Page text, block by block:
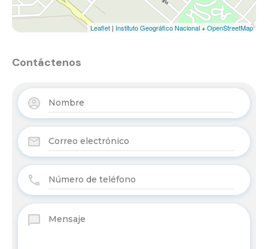
Leaflet | Instituto Geográfico Nacional+OpenStreetMap
Contáctenos